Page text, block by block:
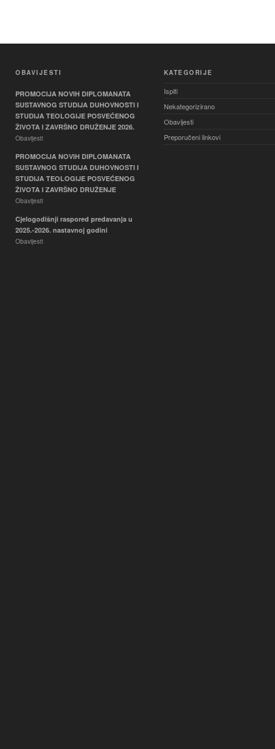
OBAVIJESTI
PROMOCIJA NOVIH DIPLOMANATA
SUSTAVNOG STUDIJA DUHOVNOSTI I
STUDIJA TEOLOGIJE POSVEĆENOG
ŽIVOTA I ZAVRŠNO DRUŽENJE 2026.
Obavijesti
PROMOCIJA NOVIH DIPLOMANATA
SUSTAVNOG STUDIJA DUHOVNOSTI I
STUDIJA TEOLOGIJE POSVEĆENOG
ŽIVOTA I ZAVRŠNO DRUŽENJE
Obavijesti
Cjelogodišnji raspored predavanja u
2025.-2026. nastavnoj godini
Obavijesti
KATEGORIJE
Ispiti
Nekategorizirano
Obavijesti
Preporučeni linkovi